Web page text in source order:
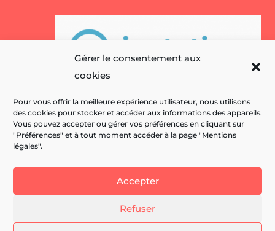
Gérer le consentement aux
cookies
Pour vous offrir la meilleure expérience utilisateur, nous utilisons
des cookies pour stocker et accéder aux informations des appareils.
Vous pouvez accepter ou gérer vos préférences en cliquant sur
"Préférences" et à tout moment accéder à la page "Mentions
légales".
Accepter
Refuser